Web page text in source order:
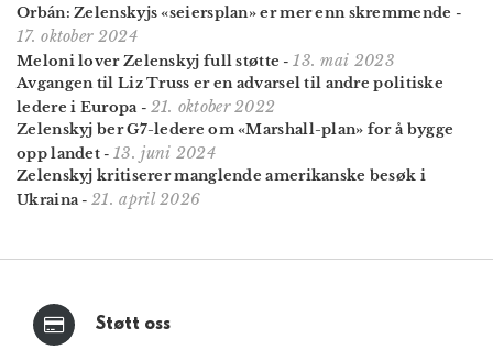
Orbán: Zelenskyjs «seiersplan» er mer enn skremmende -
17. oktober 2024
Meloni lover Zelenskyj full støtte -13. mai 2023
Avgangen til Liz Truss er en advarsel til andre politiske
ledere i Europa - 21. oktober 2022
Zelenskyj ber G7-ledere om «Marshall-plan» for å bygge
opp landet - 13. juni 2024
Zelenskyj kritiserer manglende amerikanske besøk i
Ukraina -21. april 2026
Støtt oss